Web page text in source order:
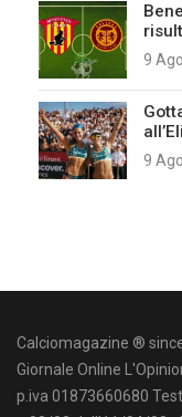
9
9
Calciomagazine ®
Giornale Online
p.iva 01873660680